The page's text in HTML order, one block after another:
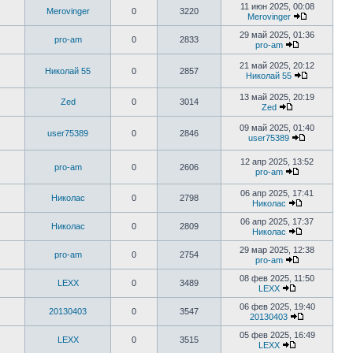
Merovinger 0 3220
11 июн 2025, 00:08
Merovinger
pro-am 0 2833
29 май 2025, 01:36
pro-am
Николай 55 0 2857
21 май 2025, 20:12
Николай 55
Zed 0 3014
13 май 2025, 20:19
Zed
user75389 0 2846
09 май 2025, 01:40
user75389
pro-am 0 2606
12 апр 2025, 13:52
pro-am
Николас 0 2798
06 апр 2025, 17:41
Николас
Николас 0 2809
06 апр 2025, 17:37
Николас
pro-am 0 2754
29 мар 2025, 12:38
pro-am
LEXX 0 3489
08 фев 2025, 11:50
LEXX
20130403 0 3547
06 фев 2025, 19:40
20130403
LEXX 0 3515
05 фев 2025, 16:49
LEXX